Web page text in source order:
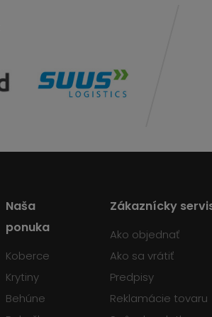
Naša
ponuka
Koberce
Krytiny
Behúne
Zákaznícky
Ako objednať
Ako sa vrátiť
Predpisy
Reklamácie tovaru